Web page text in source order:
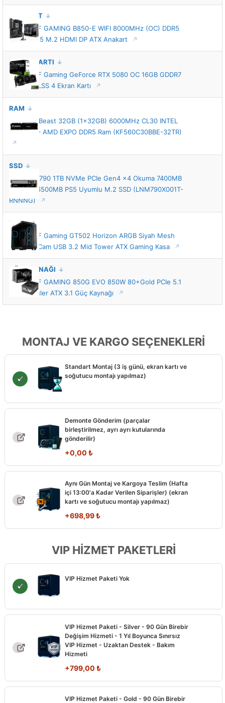
ANAKART
ASUS TUF GAMING B850-E WIFI 8000MHz (OC) DDR5
Soket AM5 M.2 HDMI DP ATX Anakart
EKRAN KARTI
ASUS TUF Gaming GeForce RTX 5080 OC 16GB GDDR7
256 Bit DLSS 4 Ekran Kartı
RAM
Kingston Beast 32GB (1x32GB) 6000MHz CL30 INTEL
XMP 3.0 – AMD EXPO DDR5 Ram (KF560C30BBE-32TR)
SSD
Lexar NM790 1TB NVMe PCIe Gen4 x4 Okuma 7400MB
– Yazma 6500MB PS5 Uyumlu M.2 SSD (LNM790X001T-
RNNNG)
KASA
ASUS TUF Gaming GT502 Horizon ARGB Siyah Mesh
Temperli Cam USB 3.2 Mid Tower ATX Gaming Kasa
GÜÇ KAYNAĞI
ASUS TUF GAMING 850G EVO 850W 80+Gold PCIe 5.1
Full Modüler ATX 3.1 Güç Kaynağı
MONTAJ VE KARGO SEÇENEKLERİ
Standart Montaj (3 iş günü, ekran kartı ve
soğutucu montajı yapılmaz)
Demonte Gönderim (parçalar
birleştirilmez, ayrı ayrı kutularında
gönderilir)
+0,00 ₺
Aynı Gün Montaj ve Kargoya Teslim (Hafta
içi 13:00'a Kadar Verilen Siparişler) (ekran
kartı ve soğutucu montajı yapılmaz)
+698,99₺
VIP HİZMET PAKETLERİ
VIP Hizmet Paketi Yok
VIP Hizmet Paketi - Silver - 90 Gün Birebir
Değişim Hizmeti - 1 Yıl Boyunca Sınırsız
VIP Hizmet - Uzaktan Destek - Bakım
Hizmeti
+799,00 ₺
VIP Hizmet Paketi - Gold - 90 Gün Birebir